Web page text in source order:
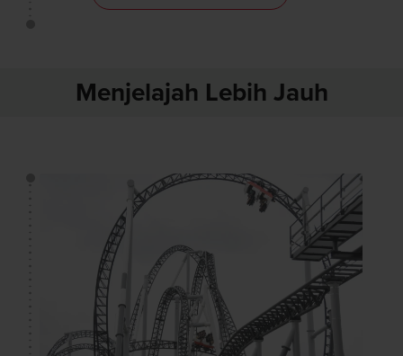
Menjelajah Lebih Jauh